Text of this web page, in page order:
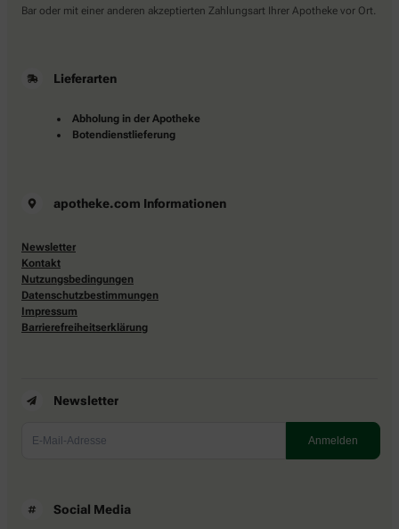
Bar oder mit einer anderen akzeptierten Zahlungsart Ihrer Apotheke vor Ort.
Lieferarten
Abholung in der Apotheke
Botendienstlieferung
apotheke.com Informationen
Newsletter
Kontakt
Nutzungsbedingungen
Datenschutzbestimmungen
Impressum
Barrierefreiheitserklärung
Newsletter
Social Media